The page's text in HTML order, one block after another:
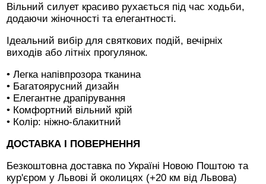
Вільний силует красиво рухається під час ходьби,
додаючи жіночності та елегантності.
Ідеальний вибір для святкових подій, вечірніх
виходів або літніх прогулянок.
• Легка напівпрозора тканина
• Багатоярусний дизайн
• Елегантне драпірування
• Комфортний вільний крій
• Колір: ніжно-блакитний
ДОСТАВКА І ПОВЕРНЕННЯ
Безкоштовна доставка по Україні Новою Поштою та
кур'єром у Львові й околицях (+20 км від Львова)